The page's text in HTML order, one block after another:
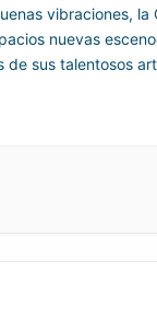
vibraciones,
nuevas
de sus talentosos